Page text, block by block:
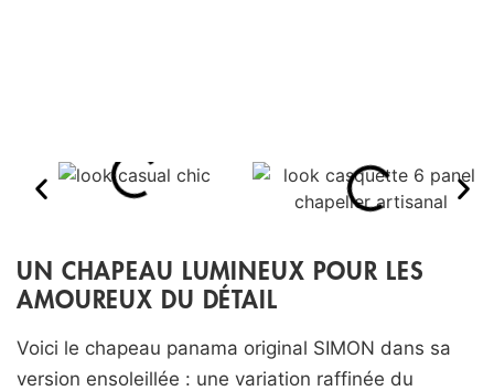
UN CHAPEAU LUMINEUX POUR LES
AMOUREUX DU DÉTAIL
Voici le chapeau panama original SIMON dans sa
version ensoleillée : une variation raffinée du